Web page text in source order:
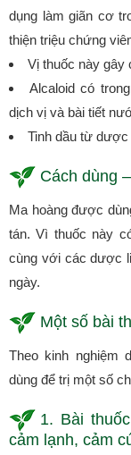
dụng làm giãn cơ
thiện triệu chứng
Vị thuốc này gây
Alcaloid có
dịch vị và bài tiết
Tinh dầu từ dược
Cách dùng
Ma hoàng được
tán. Vì thuốc này
cùng với các dược
ngày.
Một số bài
Theo kinh nghiệm
dùng để trị một số
1. Bài
cảm lạnh, cảm